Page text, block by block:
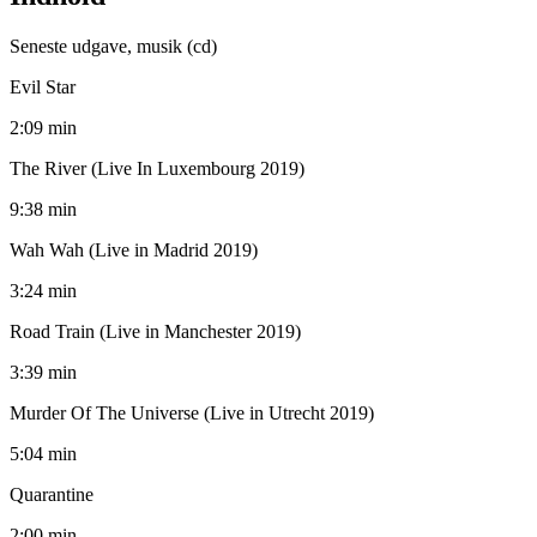
Seneste udgave, musik (cd)
Evil Star
2:09 min
The River (Live In Luxembourg 2019)
9:38 min
Wah Wah (Live in Madrid 2019)
3:24 min
Road Train (Live in Manchester 2019)
3:39 min
Murder Of The Universe (Live in Utrecht 2019)
5:04 min
Quarantine